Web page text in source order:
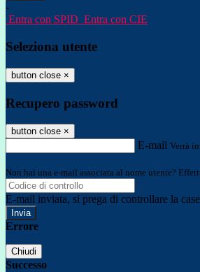
-
Entra con SPID Entra con CIE
Seleziona utente
button close ×
Recupero password
button close ×
E-mail Verrà
Non hai una e-mail associata al nome utente?
E-mail inviata, si prega di controllare la
Errore
Chiudi
Successo